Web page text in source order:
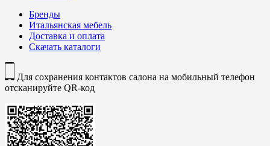
Бренды
Итальянская мебель
Доставка и оплата
Скачать каталоги
Для сохранения контактов салона на мобильный телефон
отсканируйте QR-код